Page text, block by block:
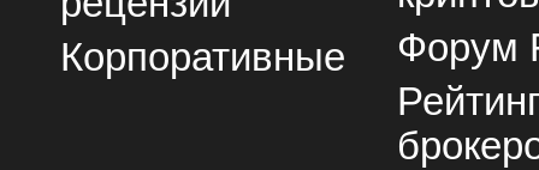
Корпоративные
Форум